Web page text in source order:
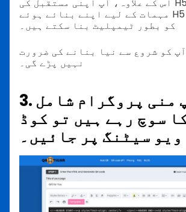
مہمات کے لیے اپنے بنائے ہوئے H5 صفحہ کی شکل
کو بطور ٹیمپلیٹ بنا سکتے ہیں۔
کو شروع سے نیا بنانے کی ضرورت
3. اگر آپ منی پروگرام شامل
سوچ رہے ہیں تو کوڈ
ویو سیٹنگ پر جائیں۔